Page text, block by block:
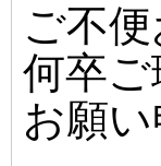
ご不
何卒
お願い